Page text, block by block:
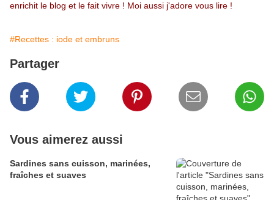
enrichit le blog et le fait vivre ! Moi aussi j'adore vous lire !
#Recettes : iode et embruns
Partager
Vous aimerez aussi
Sardines sans cuisson, marinées,
fraîches et suaves